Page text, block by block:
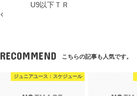
U9以下ＴＲ
RECOMMEND こちらの記事も人気です。
ジュニアユース：スケジュール